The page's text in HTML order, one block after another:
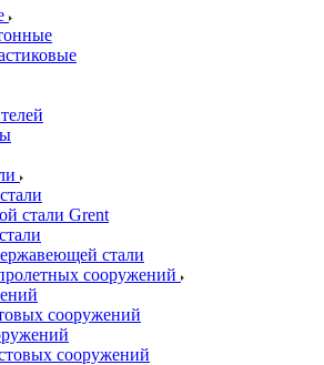
стали Grent
стали
сооружений
сооружений
сооружений